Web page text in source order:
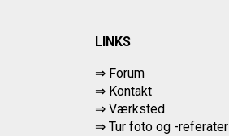
LINKS
⇒ Forum
⇒ Kontakt
⇒ Værksted
⇒ Tur foto og -referater